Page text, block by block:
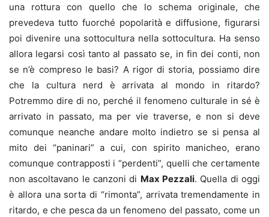
una rottura con quello che lo schema originale, che
prevedeva tutto fuorché popolarità e diffusione, figurarsi
poi divenire una sottocultura nella sottocultura. Ha senso
allora legarsi così tanto al passato se, in fin dei conti, non
se n’è compreso le basi? A rigor di storia, possiamo dire
che la cultura nerd è arrivata al mondo in ritardo?
Potremmo dire di no, perché il fenomeno culturale in sé è
arrivato in passato, ma per vie traverse, e non si deve
comunque neanche andare molto indietro se si pensa al
mito dei “paninari” a cui, con spirito manicheo, erano
comunque contrapposti i “perdenti”, quelli che certamente
non ascoltavano le canzoni di Max Pezzali. Quella di oggi
è allora una sorta di “rimonta”, arrivata tremendamente in
ritardo, e che pesca da un fenomeno del passato, come un